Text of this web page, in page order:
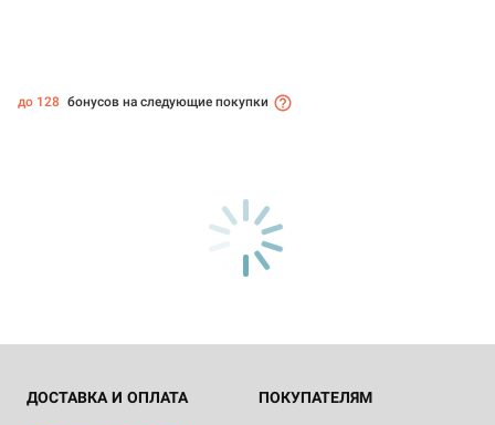
до 128 бонусов на следующие покупки
ДОСТАВКА И ОПЛАТА ПОКУПАТЕЛЯМ